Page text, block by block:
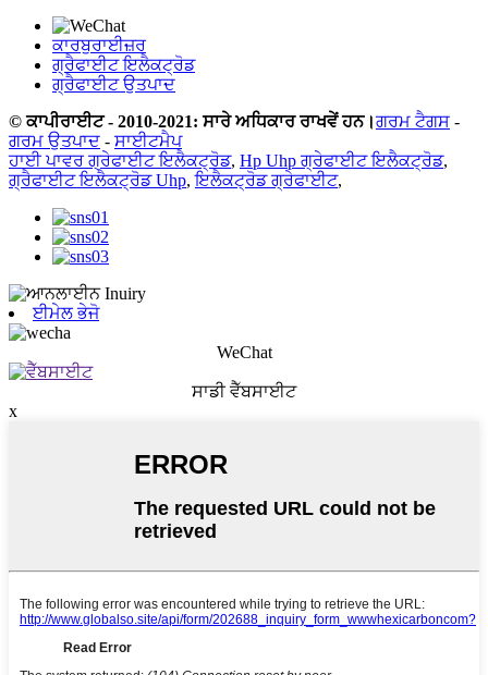
ਕਾਰਬੁਰਾਈਜ਼ਰ
ਗ੍ਰੈਫਾਈਟ ਇਲੈਕਟ੍ਰੋਡ
ਗ੍ਰੈਫਾਈਟ ਉਤਪਾਦ
© ਕਾਪੀਰਾਈਟ - 2010-2021: ਸਾਰੇ ਅਧਿਕਾਰ ਰਾਖਵੇਂ ਹਨ।ਗਰਮ ਟੈਗਸ -
ਗਰਮ ਉਤਪਾਦ - ਸਾਈਟਮੈਪ
ਹਾਈ ਪਾਵਰ ਗ੍ਰੇਫਾਈਟ ਇਲੈਕਟ੍ਰੋਡ, Hp Uhp ਗ੍ਰੇਫਾਈਟ ਇਲੈਕਟ੍ਰੋਡ,
ਗ੍ਰੈਫਾਈਟ ਇਲੈਕਟ੍ਰੋਡ Uhp,ਇਲੈਕਟ੍ਰੋਡ ਗ੍ਰੇਫਾਈਟ,
ਈਮੇਲ ਭੇਜੋ
WeChat
ਸਾਡੀ ਵੈੱਬਸਾਈਟ
x